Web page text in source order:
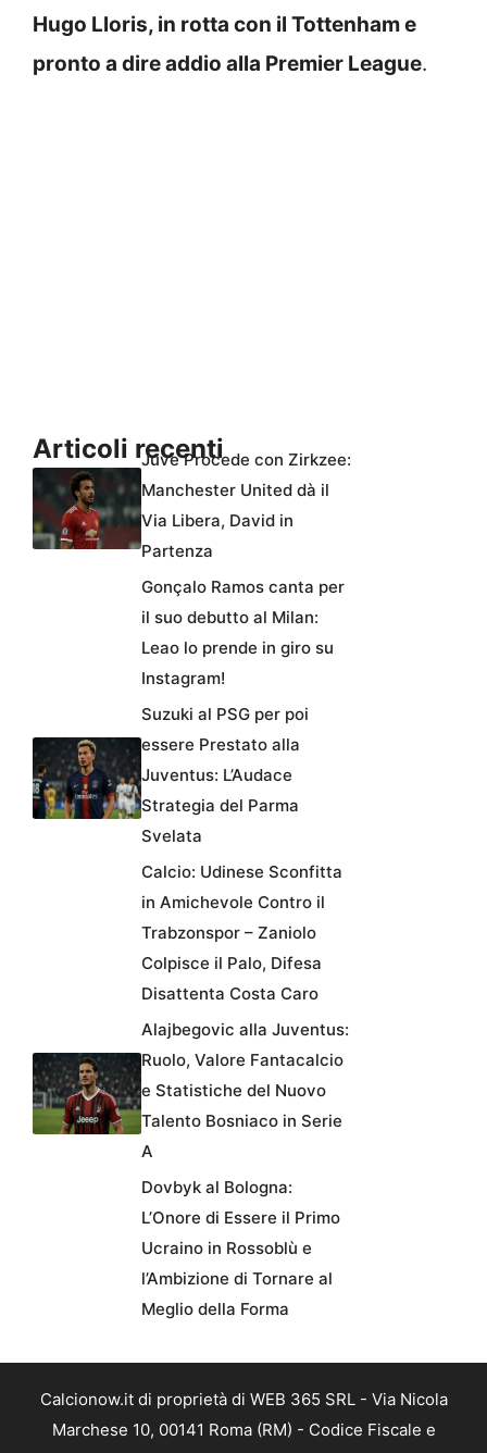
Hugo Lloris, in rotta con il Tottenham e
pronto a dire addio alla Premier League.
Articoli recentiJuve Procede con Zirkzee:
Manchester United dà il
Via Libera, David in
Partenza
Gonçalo Ramos canta per
il suo debutto al Milan:
Leao lo prende in giro su
Instagram!
Suzuki al PSG per poi
essere Prestato alla
Juventus: L’Audace
Strategia del Parma
Svelata
Calcio: Udinese Sconfitta
in Amichevole Contro il
Trabzonspor – Zaniolo
Colpisce il Palo, Difesa
Disattenta Costa Caro
Alajbegovic alla Juventus:
Ruolo, Valore Fantacalcio
e Statistiche del Nuovo
Talento Bosniaco in Serie
A
Dovbyk al Bologna:
L’Onore di Essere il Primo
Ucraino in Rossoblù e
l’Ambizione di Tornare al
Meglio della Forma
Calcionow.it di proprietà di WEB 365 SRL - Via Nicola
Marchese 10, 00141 Roma (RM) - Codice Fiscale e